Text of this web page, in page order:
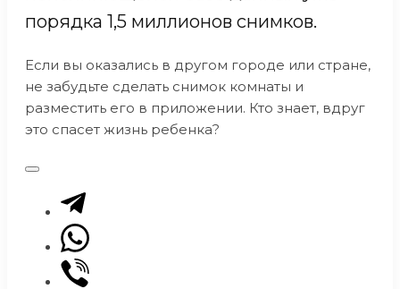
порядка 1,5 миллионов снимков.
Если вы оказались в другом городе или стране,
не забудьте сделать снимок комнаты и
разместить его в приложении. Кто знает, вдруг
это спасет жизнь ребенка?